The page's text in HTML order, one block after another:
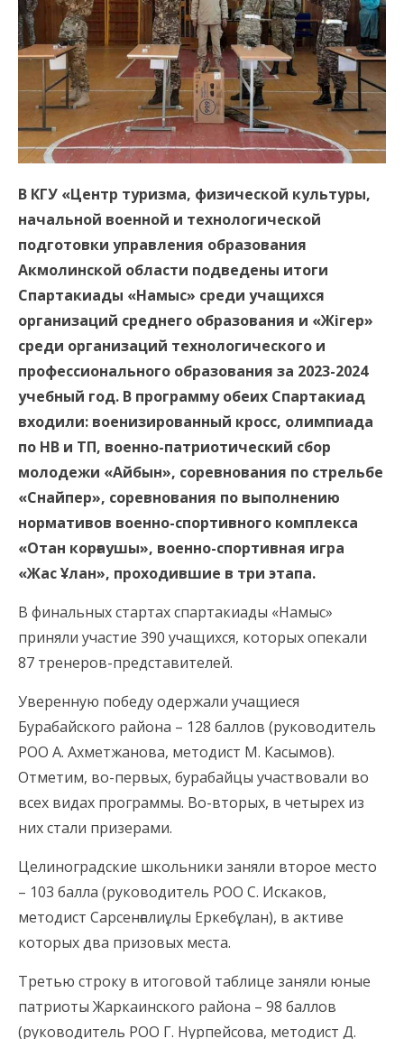
В КГУ «Центр туризма, физической культуры,
начальной военной и технологической
подготовки управления образования
Акмолинской области подведены итоги
Спартакиады «Намыс» среди учащихся
организаций среднего образования и «Жігер»
среди организаций технологического и
профессионального образования за 2023-2024
учебный год. В программу обеих Спартакиад
входили: военизированный кросс, олимпиада
по НВ и ТП, военно-патриотический сбор
молодежи «Айбын», соревнования по стрельбе
«Снайпер», соревнования по выполнению
нормативов военно-спортивного комплекса
«Отан корғаушы», военно-спортивная игра
«Жас Ұлан», проходившие в три этапа.
В финальных стартах спартакиады «Намыс»
приняли участие 390 учащихся, которых опекали
87 тренеров-представителей.
Уверенную победу одержали учащиеся
Бурабайского района – 128 баллов (руководитель
РОО А. Ахметжанова, методист М. Касымов).
Отметим, во-первых, бурабайцы участвовали во
всех видах программы. Во-вторых, в четырех из
них стали призерами.
Целиноградские школьники заняли второе место
– 103 балла (руководитель РОО С. Искаков,
методист Сарсенғалиұлы Еркебұлан), в активе
которых два призовых места.
Третью строку в итоговой таблице заняли юные
патриоты Жаркаинского района – 98 баллов
(руководитель РОО Г. Нурпейсова, методист Д.